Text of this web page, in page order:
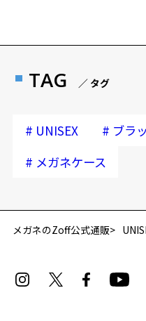
※この商品は保証対象外になり
商品不良により生じた
日または発送日より１
延長されません。
安心2 視力測定無料
フレームの歪みやか
TAG ／ タグ
# UNISEX # ブラ
# メガネケース
メガネのZoff公式通販